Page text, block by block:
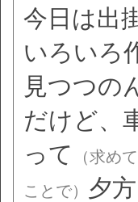
今日は出
いろいろ
見つつの
だけど、
って
（求め
ことで） 夕